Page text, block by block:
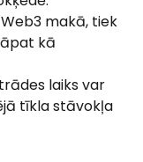
makā, tiek
kā
laiks var
tīkla stāvokļa